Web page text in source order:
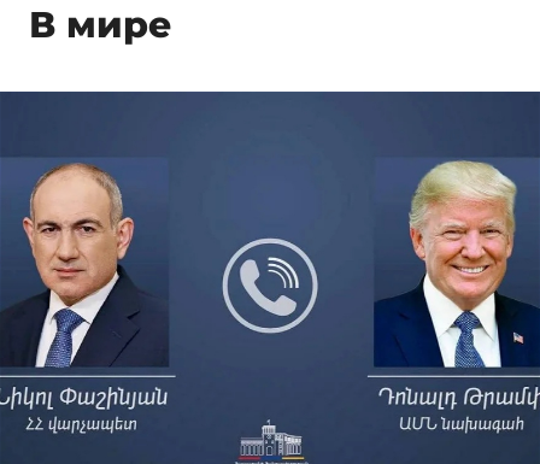
В мире